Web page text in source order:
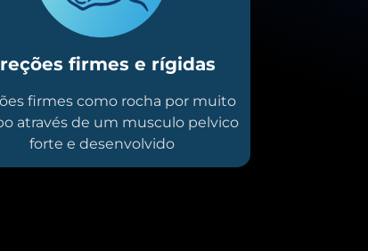
firmes e rígidas
firmes como rocha por muito
através de um musculo pelvico
forte e desenvolvido